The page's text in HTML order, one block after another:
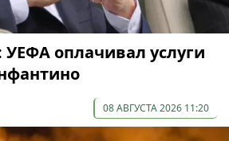
УЕФА оплачивал услуги
08 АВГУСТА 2026 11:20